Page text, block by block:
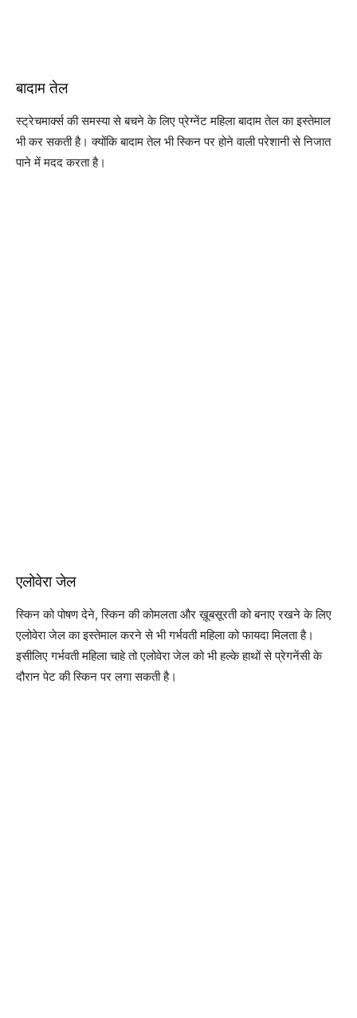
बादाम तेल
स्ट्रेचमार्क्स की समस्या से बचने के लिए प्रेग्नेंट महिला बादाम तेल का इस्तेमाल
भी कर सकती है। क्योंकि बादाम तेल भी स्किन पर होने वाली परेशानी से निजात
पाने में मदद करता है।
एलोवेरा जेल
स्किन को पोषण देने, स्किन की कोमलता और ख़ूबसूरती को बनाए रखने के लिए
एलोवेरा जेल का इस्तेमाल करने से भी गर्भवती महिला को फायदा मिलता है।
इसीलिए गर्भवती महिला चाहे तो एलोवेरा जेल को भी हल्के हाथों से प्रेगनेंसी के
दौरान पेट की स्किन पर लगा सकती है।